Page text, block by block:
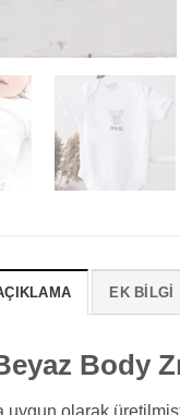
EK BILGI
Body
uygun olarak